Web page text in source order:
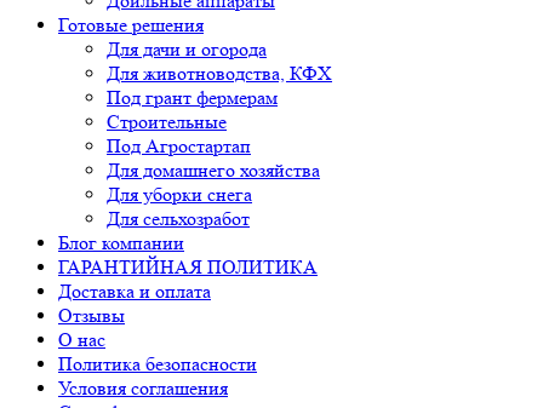
Готовые решения
Для дачи и огорода
Для животноводства, КФХ
Под грант фермерам
Строительные
Под Агростартап
Для домашнего хозяйства
Для уборки снега
Для сельхозработ
Блог компании
ГАРАНТИЙНАЯ ПОЛИТИКА
Доставка и оплата
Отзывы
О нас
Политика безопасности
Условия соглашения